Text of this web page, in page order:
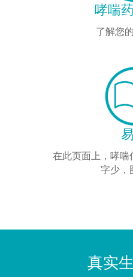
哮喘
了解您
在此页面上，哮喘
字少，
真实